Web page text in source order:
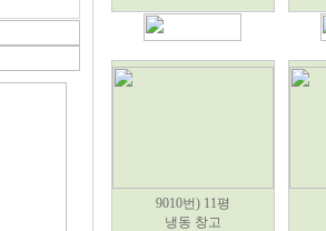
9010번) 11평
냉동 창고